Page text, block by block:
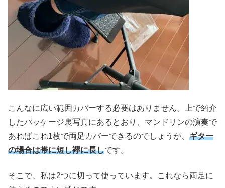
こんなに広い範囲カバーする必要はありません。上で紹介
したパッケージ裏写真にあるとおり、マンドリンの演奏で
あればこれ1枚で両足カバーできるのでしょうが、 ギター
の場合は帯に短し襷に長しです。
そこで、私は2つに切って使っています。これなら両足に